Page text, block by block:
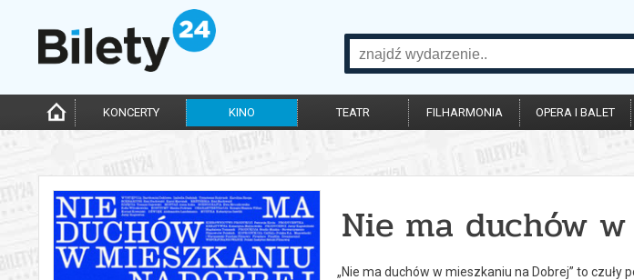
KONCERTY KINO TEATR FILHARMONIA OPERA I BALET
Nie ma duchów
„Nie ma duchów w mieszkaniu na Dobrej” to czuły